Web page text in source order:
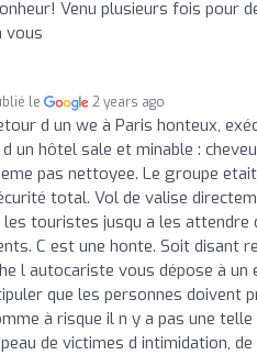
Venu plusieurs fois pour
vous
le 2 years ago
d un we à Paris honteux,
un hôtel sale et minable :
pas nettoyee. Le groupe
total. Vol de valise
touristes jusqu a les
C est une honte. Soit
l autocariste vous dépose à
que les personnes doivent
à risque il n y a pas une
de victimes d intimidation,